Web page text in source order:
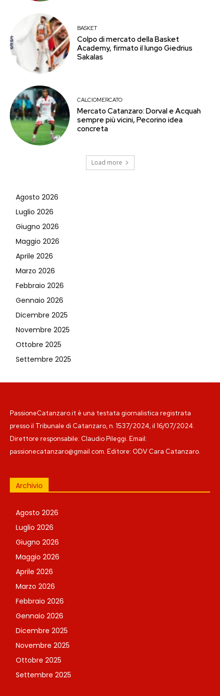
BASKET
Colpo di mercato della Basket
Academy, firmato il lungo Giedrius
Sakalas
CALCIOMERCATO
Mercato Catanzaro: Dorval e Acquah
sempre più vicini, Pecorino idea
concreta
Load more
Agosto 2026
Luglio 2026
Giugno 2026
Maggio 2026
Aprile 2026
Marzo 2026
Febbraio 2026
Gennaio 2026
Dicembre 2025
Novembre 2025
Ottobre 2025
Settembre 2025
PassioneCatanzaro.it è una testata giornalistica registrata
presso il Tribunale di Catanzaro, n. 1537/2024, il 16/07/2024.
Direttore responsabile: Claudio Pileggi. Email:
passionecatanzaro@gmail.com. Editore: ODV Cara Catanzaro.
Archivio
Agosto 2026
Luglio 2026
Giugno 2026
Maggio 2026
Aprile 2026
Marzo 2026
Febbraio 2026
Gennaio 2026
Dicembre 2025
Novembre 2025
Ottobre 2025
Settembre 2025